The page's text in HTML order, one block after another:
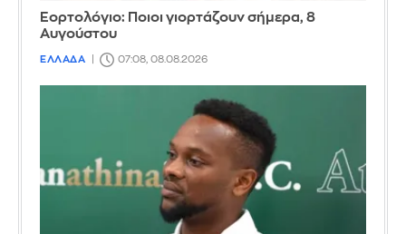
Εορτολόγιο: Ποιοι γιορτάζουν σήμερα, 8
Αυγούστου
ΕΛΛΑΔΑ 07:08, 08.08.2026